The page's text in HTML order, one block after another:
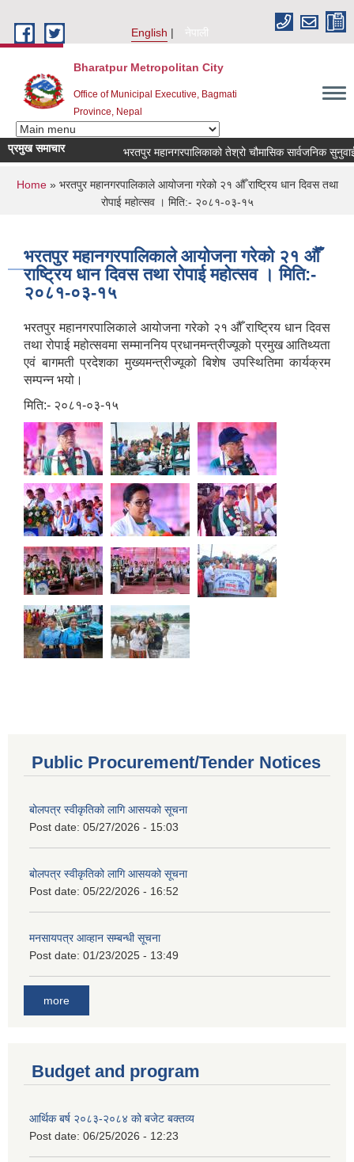
English
नेपाली
Bharatpur Metropolitan City
Office of Municipal Executive, Bagmati
Province, Nepal
प्रमुख समाचार भरतपुर महानगरपालिकाको तेश्रो चौमासिक सार्वजनिक सुनुवाई
You are here
Home» भरतपुर महानगरपालिकाले आयोजना गरेको २१ औँ राष्ट्रिय धान दिवस तथा
रोपाई महोत्सव । मिति:- २०८१-०३-१५
भरतपुर महानगरपालिकाले आयोजना गरेको २१ औँ
राष्ट्रिय धान दिवस तथा रोपाई महोत्सव । मिति:-
२०८१-०३-१५
भरतपुर महानगरपालिकाले आयोजना गरेको २१ औँ राष्ट्रिय धान दिवस
तथा रोपाई महोत्सवमा सम्माननिय प्रधानमन्त्रीज्यूको प्रमुख आतिथ्यता
एवं बागमती प्रदेशका मुख्यमन्त्रीज्यूको बिशेष उपस्थितिमा कार्यक्रम
सम्पन्न भयो।
मिति:- २०८१-०३-१५
Public Procurement/Tender Notices
बोलपत्र स्वीकृतिको लागि आसयको सूचना
Post date: 05/27/2026 - 15:03
बोलपत्र स्वीकृतिको लागि आसयको सूचना
Post date: 05/22/2026 - 16:52
मनसायपत्र आव्हान सम्बन्धी सूचना
Post date: 01/23/2025 - 13:49
more
Budget and program
आर्थिक बर्ष २०८३-२०८४ को बजेट बक्तव्य
Post date: 06/25/2026 - 12:23